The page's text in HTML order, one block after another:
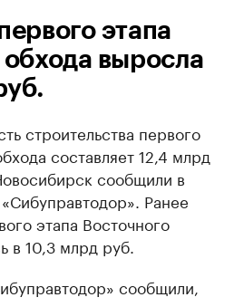
этапа
обхода выросла
строительства первого
составляет 12,4 млрд
сообщили в
Ранее
этапа Восточного
в 10,3 млрд руб.
сообщили,